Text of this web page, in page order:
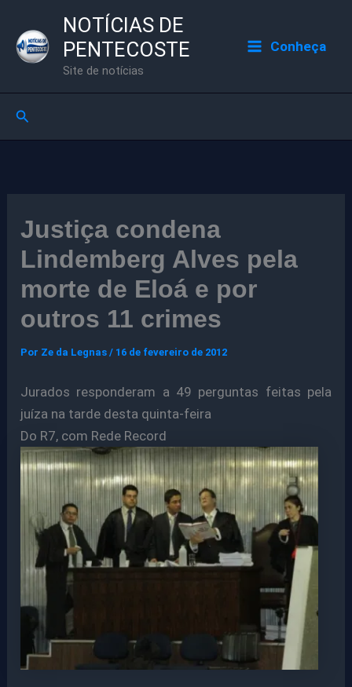
para
NOTÍCIAS DE
PENTECOSTE
Site de notícias
Conheça
Pesquisar
Justiça condena
Lindemberg Alves pela
morte de Eloá e por
outros 11 crimes
Por Ze da Legnas/ 16 de fevereiro de 2012
Jurados responderam a 49 perguntas feitas pela
juíza na tarde desta quinta-feira
Do R7, com Rede Record